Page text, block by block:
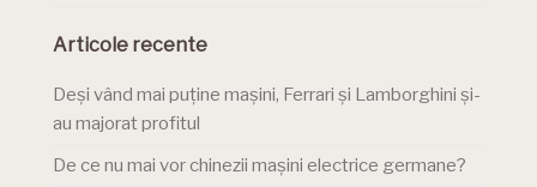
Articole recente
Deși vând mai puține mașini, Ferrari și Lamborghini și-
au majorat profitul
De ce nu mai vor chinezii mașini electrice germane?